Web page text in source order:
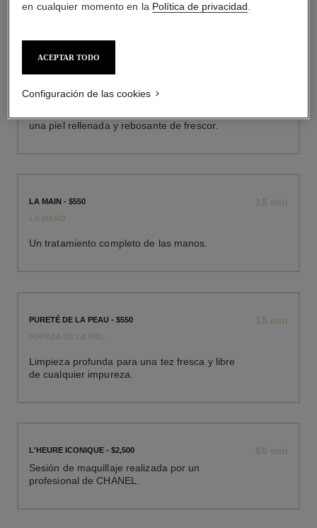
Acciones precisas y eficaces que personalizan
una piel rellenada y rebosante de frescor.
LA MAIN - $550
LA MANO
Un tratamiento completo de las manos.
15 min
PURETÉ DE LA PEAU - $550
PUREZA DE LA PIEL
Limpieza profunda para una tez fresca y libre
de cualquier impureza.
15 min
L'HEURE ICONIQUE - $2,500
Sesión de maquillaje realizada por un
profesional de CHANEL.
60 min
en cualquier momento en la Política de privacidad
ACEPTAR TODO
Configuración de las cookies